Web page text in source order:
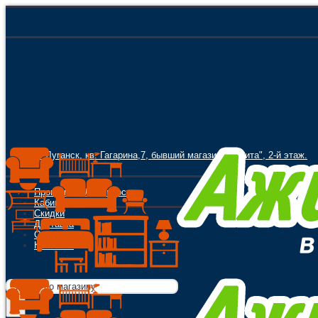
г. Луганск, кв. Гагарина,7, бывший магазин "Орбита", 2-й этаж.
Программа Лояльности
Кабинет
Скидки
Доставка
Оплата
Контакты